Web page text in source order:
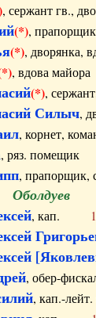
, сержант гв.,
(*),
(*),
, вдова
(*),
Силыч,
, корнет,
, ряз.
,
Оболдуев
, кап.
, обер-
, кап.-